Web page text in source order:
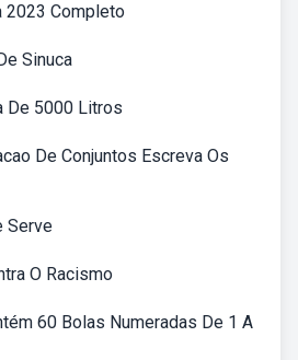
2023 Completo
Sinuca
De 5000 Litros
De Conjuntos Escreva Os
Serve
O Racismo
60 Bolas Numeradas De 1 A